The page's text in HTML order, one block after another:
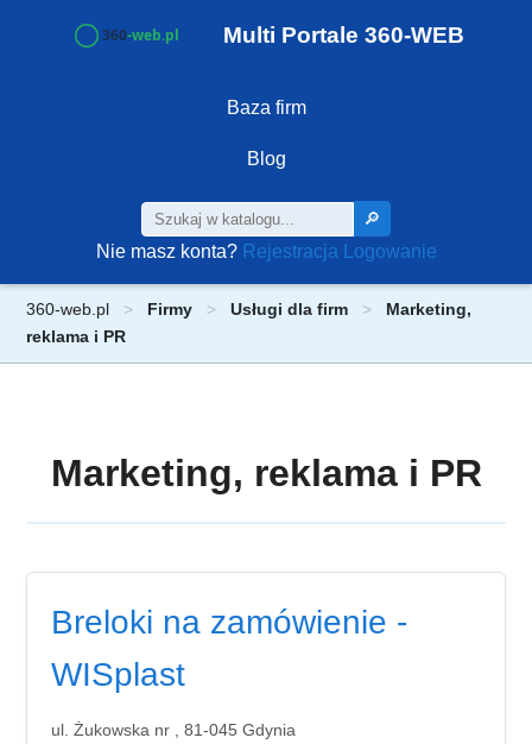
Multi Portale 360-WEB
Baza firm
Blog
🔎
Nie masz konta? Rejestracja Logowanie
360-web.pl Firmy Usługi dla firm
Marketing,
reklama i PR
Marketing, reklama i PR
Breloki na zamówienie -
WISplast
ul. Żukowska nr , 81-045 Gdynia